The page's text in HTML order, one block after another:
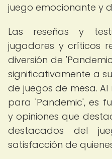
juego emocionante y
Las reseñas y
jugadores y críticos
diversión de
significativamente a
de juegos de mesa.
para 'Pandemic', es
y opiniones que
destacados del
satisfacción de